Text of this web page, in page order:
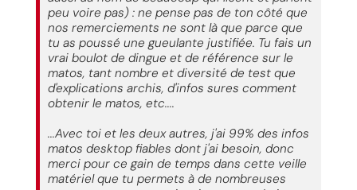
peu voire pas) : ne pense pas de ton côté que
nos remerciements ne sont là que parce que
tu as poussé une gueulante justifiée. Tu fais un
vrai boulot de dingue et de référence sur le
matos, tant nombre et diversité de test que
d'explications archis, d'infos sures comment
obtenir le matos, etc....
...Avec toi et les deux autres, j'ai 99% des infos
matos desktop fiables dont j'ai besoin, donc
merci pour ce gain de temps dans cette veille
matériel que tu permets à de nombreuses